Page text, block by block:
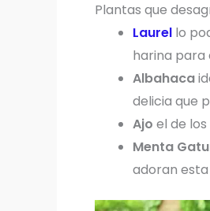
Plantas que
Laurel lo
harina para
Albahaca
delicia que
Ajo el de
Menta
adoran